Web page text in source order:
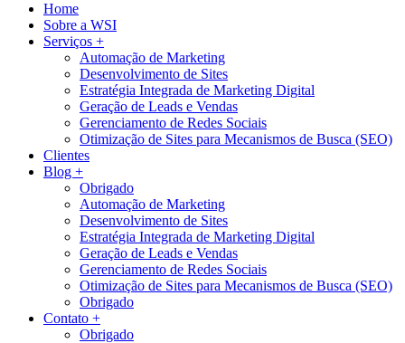
Home
Sobre a WSI
Serviços +
Automação de Marketing
Desenvolvimento de Sites
Estratégia Integrada de Marketing Digital
Geração de Leads e Vendas
Gerenciamento de Redes Sociais
Otimização de Sites para Mecanismos de Busca (SEO)
Clientes
Blog +
Obrigado
Automação de Marketing
Desenvolvimento de Sites
Estratégia Integrada de Marketing Digital
Geração de Leads e Vendas
Gerenciamento de Redes Sociais
Otimização de Sites para Mecanismos de Busca (SEO)
Obrigado
Contato +
Obrigado